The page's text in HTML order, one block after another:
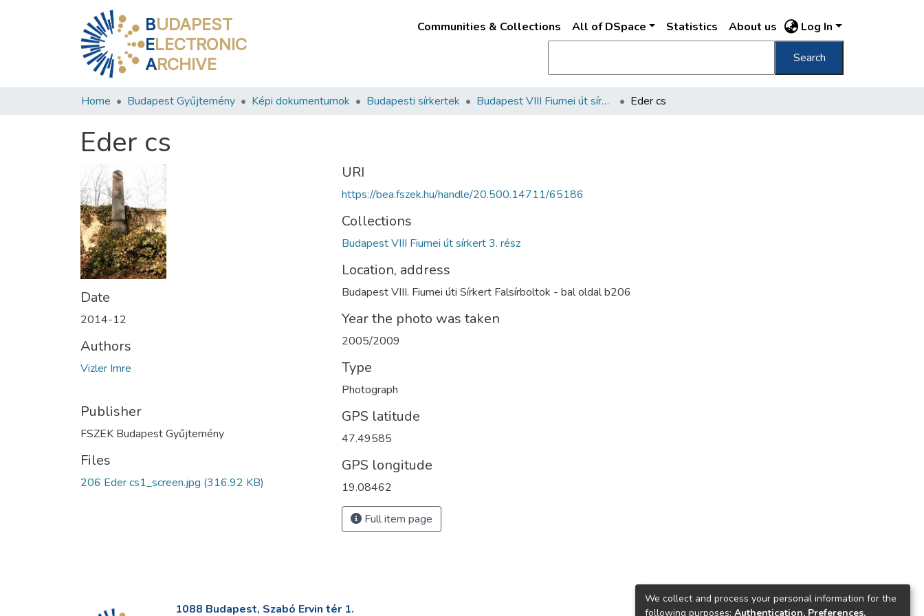
BUDAPEST
ELECTRONIC
ARCHIVE
Communities & Collections All of DSpace Statistics About us Log In
Search
Home Budapest Gyűjtemény Képi dokumentumok Budapesti sírkertek Budapest VIII Fiumei út sírkert 3. rész Eder cs
Eder cs
Date
2014-12
Authors
Vizler Imre
Publisher
FSZEK Budapest Gyűjtemény
Files
206 Eder cs1_screen.jpg (316.92 KB)
URI
https://bea.fszek.hu/handle/20.500.14711/65186
Collections
Budapest VIII Fiumei út sírkert 3. rész
Location, address
Budapest VIII. Fiumei úti Sírkert Falsírboltok - bal oldal b206
Year the photo was taken
2005/2009
Type
Photograph
GPS latitude
47.49585
GPS longitude
19.08462
Full item page
1088 Budapest, Szabó Ervin tér 1.
We collect and process your personal information for the
following purposes: Authentication, Preferences,